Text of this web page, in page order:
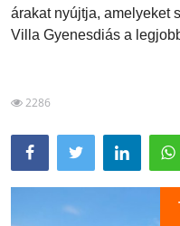
Szállások a Balatonon
Blog
árakat nyújtja, amelyeket
Villa Gyenesdiás a
2286